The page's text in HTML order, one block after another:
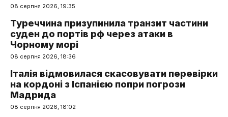
08 серпня 2026, 19:35
Туреччина призупинила транзит частини
суден до портів рф через атаки в
Чорному морі
08 серпня 2026, 18:36
Італія відмовилася скасовувати перевірки
на кордоні з Іспанією попри погрози
Мадрида
08 серпня 2026, 18:02